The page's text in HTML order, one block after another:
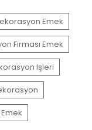
Emek
Firması Emek
Işleri